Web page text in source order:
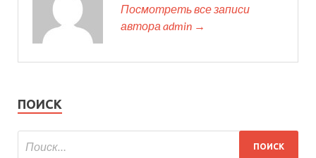
Посмотреть все записи
автора admin →
ПОИСК